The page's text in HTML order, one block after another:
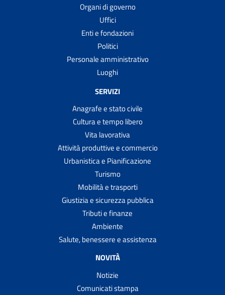
Organi di governo
Uffici
Enti e fondazioni
Politici
Personale amministrativo
Luoghi
SERVIZI
Anagrafe e stato civile
Cultura e tempo libero
Vita lavorativa
Attività produttive e commercio
Urbanistica e Pianificazione
Turismo
Mobilità e trasporti
Giustizia e sicurezza pubblica
Tributi e finanze
Ambiente
Salute, benessere e assistenza
NOVITÀ
Notizie
Comunicati stampa